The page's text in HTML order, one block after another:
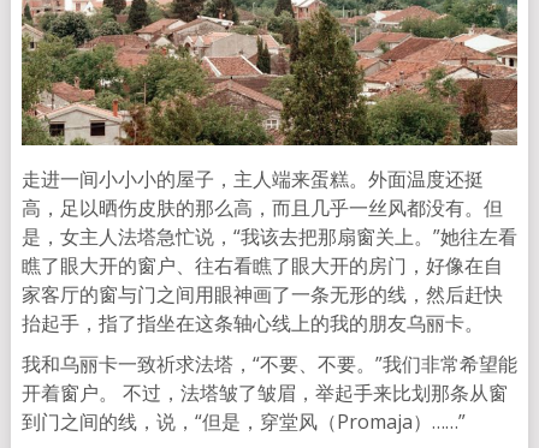
走进一间小小小的屋子，主人端来蛋糕。外面温度还挺
高，足以晒伤皮肤的那么高，而且几乎一丝风都没有。但
是，女主人法塔急忙说，“我该去把那扇窗关上。”她往左看
瞧了眼大开的窗户、往右看瞧了眼大开的房门，好像在自
家客厅的窗与门之间用眼神画了一条无形的线，然后赶快
抬起手，指了指坐在这条轴心线上的我的朋友乌丽卡。
我和乌丽卡一致祈求法塔，“不要、不要。”我们非常希望能
开着窗户。 不过，法塔皱了皱眉，举起手来比划那条从窗
到门之间的线，说，“但是，穿堂风（Promaja）……”